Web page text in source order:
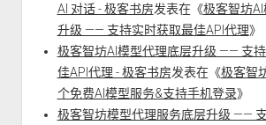
AI 对话 - 极客书房发表在《极客智坊
升级 —— 支持实时获取最佳API代理》
极客智坊AI模型代理底层升级 —— 支
佳API代理 - 极客书房发表在《极客智
个免费AI模型服务&支持手机登录》
极客智坊模型代理服务底层升级 ——